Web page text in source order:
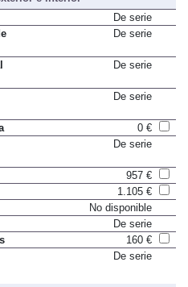
De serie
De serie
De serie
De serie
0 €
De serie
957 €
1.105 €
No disponible
De serie
160 €
De serie